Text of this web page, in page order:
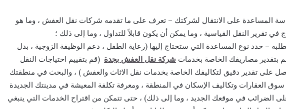
المساعدة على الانتقال لشركتك – تعرف على ما تقدمه شركات نقل العفش ، وما هو
تقرير النقل القياسية ، وما يمكن أن يكون قابلاً للتداول ، وما إلى ذلك ؛
– حدد نوع المساعدة التي ستحتاج إليها (رعاية الطفل ، دعم الوظيفة الزوجية ، بدل
قم بتقدير مصاريفك الخاصة بخدمات شركة نقل العفش بجدة (قم بتقييم احتياجات النقل
على تقدير دقيق لتكاليفك الخاصة بخدمات نقل الاثاث والعفش ) ، والبحث في منطقتك
سوق العقارات وتكاليف الإسكان في المنطقة ، ومعرفة تكلفة المعيشة في مدينتك الجديدة
الضرائب في موقعك الجديد ، وما إلى ذلك) ، حتى تتمكن من اقتراح الخدمات التي ينبغي